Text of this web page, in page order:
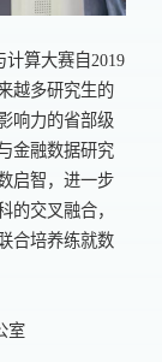
算大赛自 2019
越多研究生的
响力的省部级
金融数据研究
启智，进一步
的交叉融合，
合培养练就数
室